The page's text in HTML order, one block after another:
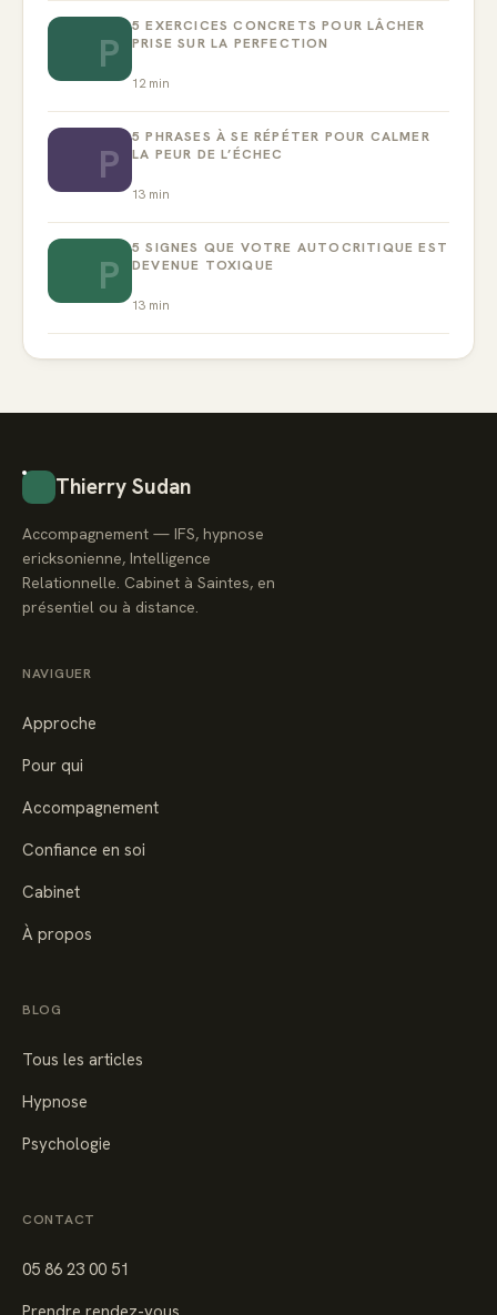
P
5 EXERCICES CONCRETS POUR LÂCHER
PRISE SUR LA PERFECTION
12min
P
5 PHRASES À SE RÉPÉTER POUR CALMER
LA PEUR DE L’ÉCHEC
13 min
P
5 SIGNES QUE VOTRE AUTOCRITIQUE EST
DEVENUE TOXIQUE
13 min
Thierry Sudan
Accompagnement — IFS, hypnose
ericksonienne, Intelligence
Relationnelle. Cabinet à Saintes, en
présentiel ou à distance.
NAVIGUER
Approche
Pour qui
Accompagnement
Confiance en soi
Cabinet
À propos
BLOG
Tous les articles
Hypnose
Psychologie
CONTACT
05 86 23 00 51